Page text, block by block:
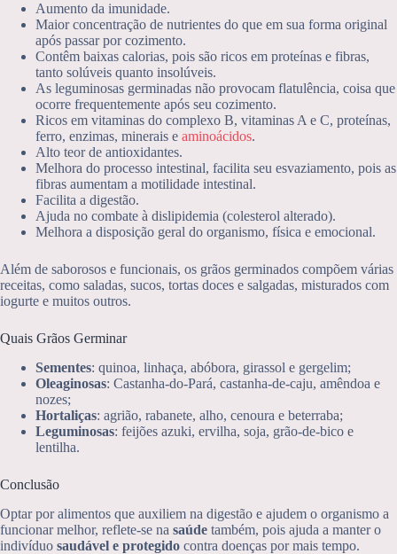
Aumento da imunidade.
Maior concentração de nutrientes do que em sua forma original
após passar por cozimento.
Contêm baixas calorias, pois são ricos em proteínas e fibras,
tanto solúveis quanto insolúveis.
As leguminosas germinadas não provocam flatulência, coisa que
ocorre frequentemente após seu cozimento.
Ricos em vitaminas do complexo B, vitaminas A e C, proteínas,
ferro, enzimas, minerais e aminoácidos.
Alto teor de antioxidantes.
Melhora do processo intestinal, facilita seu esvaziamento, pois as
fibras aumentam a motilidade intestinal.
Facilita a digestão.
Ajuda no combate à dislipidemia (colesterol alterado).
Melhora a disposição geral do organismo, física e emocional.
Além de saborosos e funcionais, os grãos germinados compõem várias
receitas, como saladas, sucos, tortas doces e salgadas, misturados com
iogurte e muitos outros.
Quais Grãos Germinar
Sementes: quinoa, linhaça, abóbora, girassol e gergelim;
Oleaginosas: Castanha-do-Pará, castanha-de-caju, amêndoa e
nozes;
Hortaliças: agrião, rabanete, alho, cenoura e beterraba;
Leguminosas: feijões azuki, ervilha, soja, grão-de-bico e
lentilha.
Conclusão
Optar por alimentos que auxiliem na digestão e ajudem o organismo a
funcionar melhor, reflete-se na saúde também, pois ajuda a manter o
indivíduo saudável e protegido contra doenças por mais tempo.